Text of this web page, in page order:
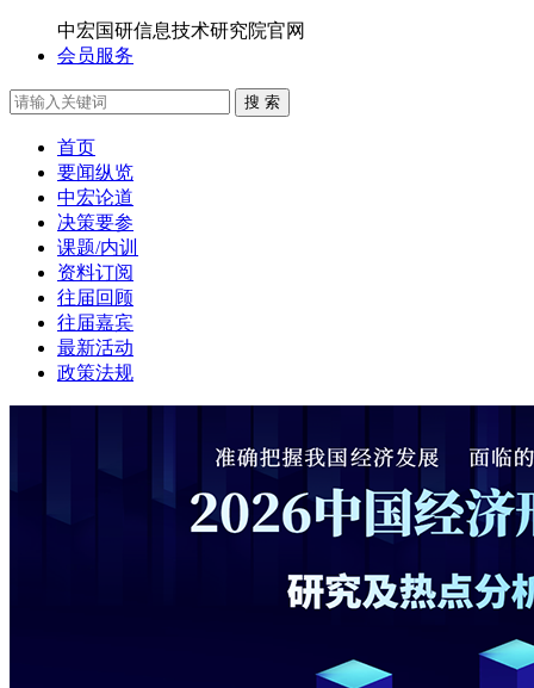
中宏国研信息技术研究院官网
会员服务
搜 索
首页
要闻纵览
中宏论道
决策要参
课题/内训
资料订阅
往届回顾
往届嘉宾
最新活动
政策法规